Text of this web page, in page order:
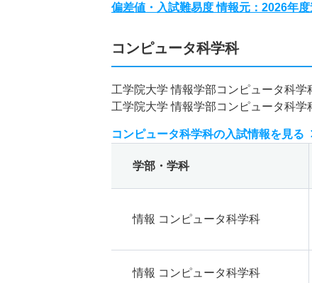
偏差値・入試難易度 情報元：2026年
コンピュータ科学科
工学院大学 情報学部コンピュータ科学
工学院大学 情報学部コンピュータ科学
コンピュータ科学科の入試情報を見る
学部・学科
情報 コンピュータ科学科
情報 コンピュータ科学科